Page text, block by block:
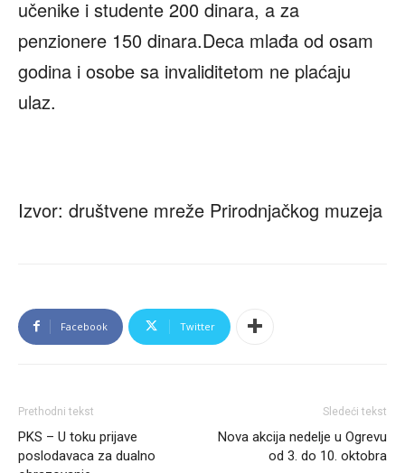
učenike i studente 200 dinara, a za
penzionere 150 dinara.Deca mlađa od osam
godina i osobe sa invaliditetom ne plaćaju
ulaz.
Izvor: društvene mreže Prirodnjačkog muzeja
Facebook Twitter
Prethodni tekst
PKS – U toku prijave
poslodavaca za dualno
Sledeći tekst
Nova akcija nedelje u Ogrevu
od 3. do 10. oktobra